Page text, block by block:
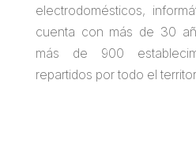
electrodomésticos,
cuenta con más de 30
más de 900
repartidos por todo el